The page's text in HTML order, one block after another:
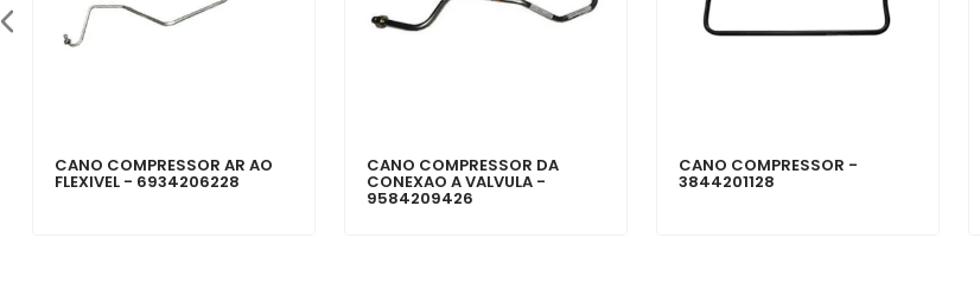
CANO COMPRESSOR AR AO
FLEXIVEL - 6934206228
CANO COMPRESSOR DA
CONEXAO A VALVULA -
9584209426
CANO COMPRESSOR -
3844201128